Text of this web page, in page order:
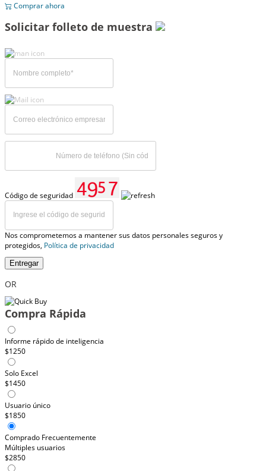
Comprar ahora
Solicitar folleto de muestra
Código de seguridad
Nos comprometemos a mantener sus datos personales seguros y
protegidos, Política de privacidad
Entregar
OR
Compra Rápida
Informe rápido de inteligencia
$1250
Solo Excel
$1450
Usuario único
$1850
Comprado Frecuentemente
Múltiples usuarios
$2850